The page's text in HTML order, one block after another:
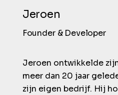
Jeroen
Founder & Developer
Jeroen ontwikkelde
meer dan 20 jaar
zijn eigen bedrijf. Hij